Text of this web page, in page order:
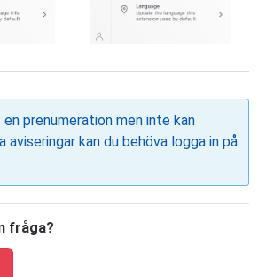
prenumeration men inte kan
aviseringar kan du behöva logga in på
fråga?